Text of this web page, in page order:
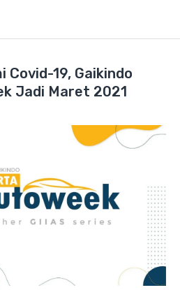
Covid-19, Gaikindo
Jadi Maret 2021